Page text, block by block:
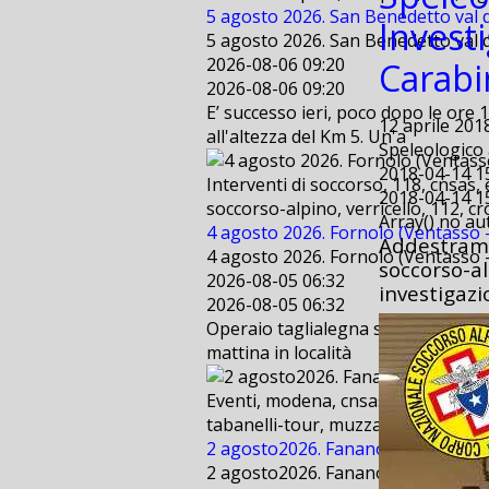
5 agosto 2026. San Benedetto val
5 agosto 2026. San Benedetto val
2026-08-06 09:20
2026-08-06 09:20
E’ successo ieri, poco dopo le
all'altezza del Km 5. Un'a
Interventi di soccorso, 118,
soccorso-alpino, verricello, 112,
4 agosto 2026. Fornolo (Ventasso
4 agosto 2026. Fornolo (Ventasso
2026-08-05 06:32
2026-08-05 06:32
Operaio taglialegna scivola per
mattina in località
Eventi, modena, cnsas, bologna,
tabanelli-tour, muzzarelli,
2 agosto2026. Fanano (MO) .
2 agosto2026. Fanano (MO) .
12 aprile
2018-04-14
2018-04-14
Array() no
soccorso-